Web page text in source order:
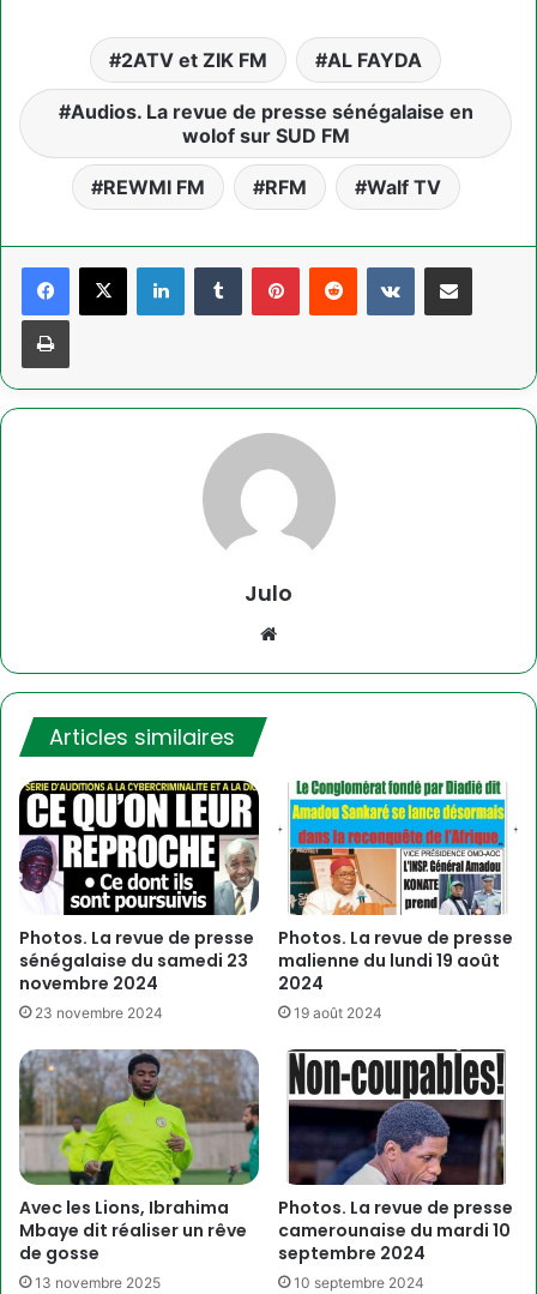
2ATV et ZIK FM AL FAYDA
Audios. La revue de presse sénégalaise en
wolof sur SUD FM
REWMI FM RFM Walf TV
LinkedinTumblr PinterestReddit VKontaktePartager par email
Imprimer
Julo
Articles similaires
Photos. La revue de presse
sénégalaise du samedi 23
novembre 2024
23 novembre 2024
Photos. La revue de presse
malienne du lundi 19 août
2024
19 août 2024
Avec les Lions, Ibrahima
Mbaye dit réaliser un rêve
de gosse
13 novembre 2025
Photos. La revue de presse
camerounaise du mardi 10
septembre 2024
10 septembre 2024